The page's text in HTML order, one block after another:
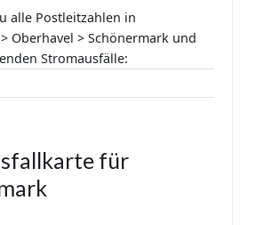
alle Postleitzahlen in
Oberhavel > Schönermark und
Stromausfälle:
für